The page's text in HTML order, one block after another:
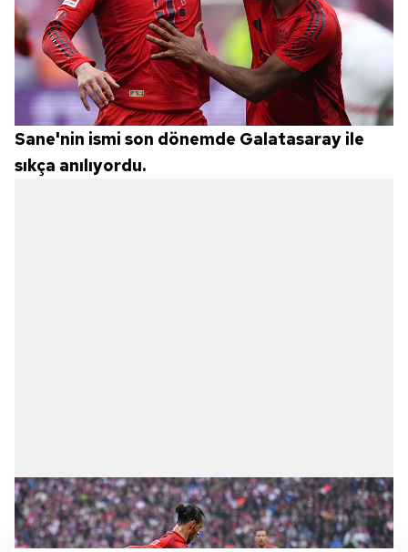
Sane'nin ismi son dönemde Galatasaray ile
sıkça anılıyordu.